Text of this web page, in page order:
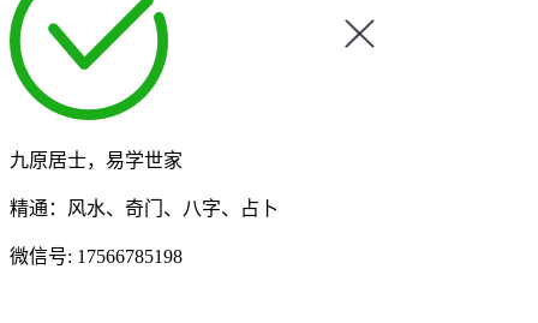
九原居士，易学世家
精通：风水、奇门、八字、占卜
微信号: 17566785198